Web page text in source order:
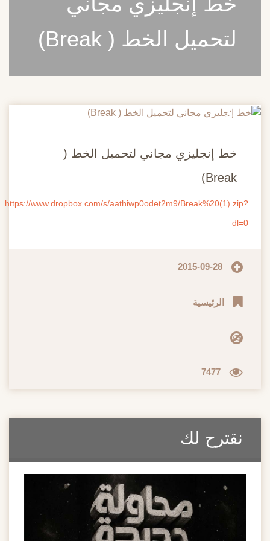
لتحميل الخط ( Break)
20
خط إنجليزي مجاني لتحميل الخط (
Break)
https://www.dropbox.com/s/aathiwp0odet2m9/Break%20(1).zip?
dl=0
2015-09-28
الرئيسية
7477
نقترح لك